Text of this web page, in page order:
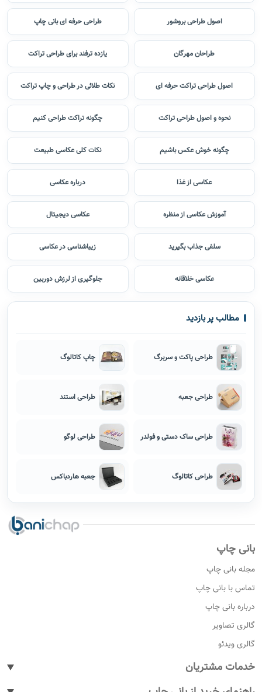
اصول طراحی بروشور طراحی حرفه ای بانی چاپ
طراحان مهرگان یازده ترفند برای طراحی تراکت
اصول طراحی تراکت حرفه ای نکات طلائی در طراحی و چاپ تراکت
نحوه و اصول طراحی تراکت چگونه تراکت طراحی کنیم
چگونه خوش عکس باشیم نکات کلی عکاسی طبیعت
عکاسی از غذا درباره عکاسی
آموزش عکاسی از منظره عکاسی دیجیتال
سلفی جذاب بگیرید زیباشناسی در عکاسی
عکاسی خلاقانه جلوگیری از لرزش دوربین
مطالب پر بازدید
طراحی پاکت و سربرگ چاپ کاتالوگ
طراحی جعبه طراحی استند
طراحی ساک دستی و فولدر طراحی لوگو
طراحی کاتالوگ جعبه هاردباکس
بانی چاپ
مجله بانی چاپ
تماس با بانی چاپ
درباره بانی چاپ
گالری تصاویر
گالری ویدئو
خدمات مشتریان
پیگیری سفارشات